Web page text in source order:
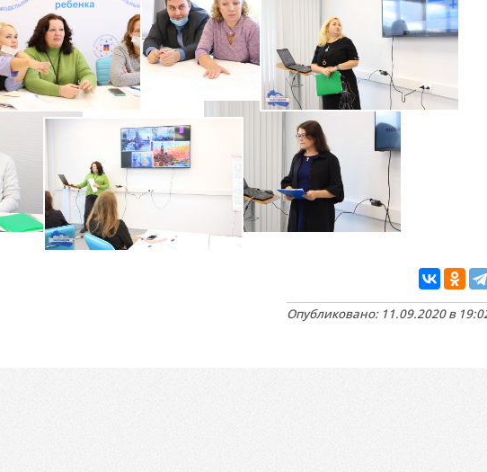
Опубликовано: 11.09.2020 в